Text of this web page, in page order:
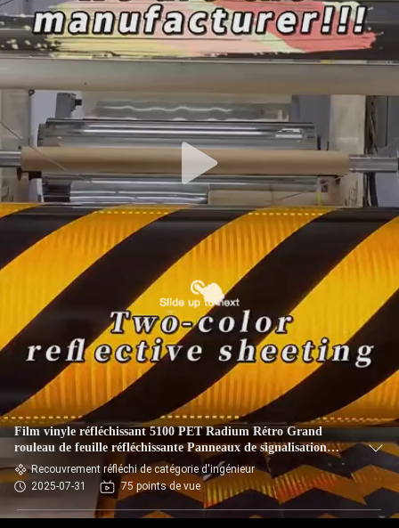
Film vinyle réfléchissant 5100 PET Radium Rétro Grand
rouleau de feuille réfléchissante Panneaux de signalisation
routière imperméables Revêtement réfléchissant
Recouvrement réfléchi de catégorie d'ingénieur
2025-07-31
75 points de vue